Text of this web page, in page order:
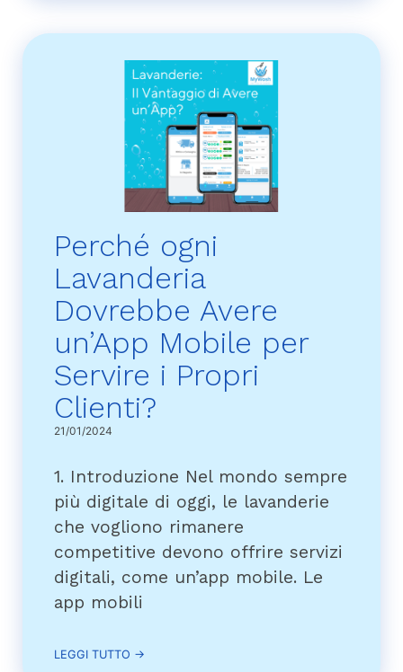
Perché ogni
Lavanderia
Dovrebbe Avere
un’App Mobile per
Servire i Propri
Clienti?
21/01/2024
1. Introduzione Nel mondo sempre
più digitale di oggi, le lavanderie
che vogliono rimanere
competitive devono offrire servizi
digitali, come un’app mobile. Le
app mobili
LEGGI TUTTO →